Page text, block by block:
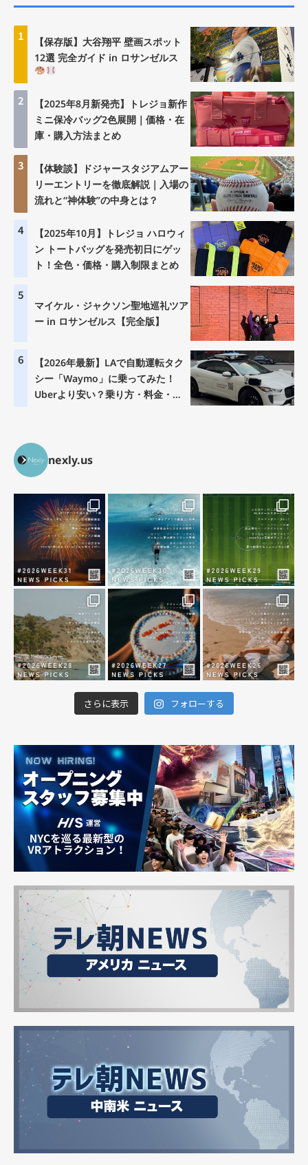
1
【保存版】大谷翔平 壁画スポット
12選 完全ガイド in ロサンゼルス
2
【2025年8月新発売】トレジョ新作
ミニ保冷バッグ2色展開｜価格・在
庫・購入方法まとめ
3
【体験談】ドジャースタジアムアー
リーエントリーを徹底解説｜入場の
流れと“神体験”の中身とは？
4
【2025年10月】トレジョ ハロウィ
ン トートバッグを発売初日にゲッ
ト！全色・価格・購入制限まとめ
5
マイケル・ジャクソン聖地巡礼ツア
ー in ロサンゼルス【完全版】
6
【2026年最新】LAで自動運転タク
シー「Waymo」に乗ってみた！
Uberより安い？乗り方・料金・注
nexly.us
さらに表示 フォローする